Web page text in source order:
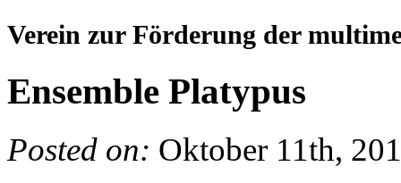
Verein zur Förderung der
Ensemble Platypus
Posted on: Oktober 11th,